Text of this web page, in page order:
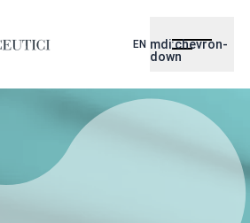
EN mdi:chevron-
down